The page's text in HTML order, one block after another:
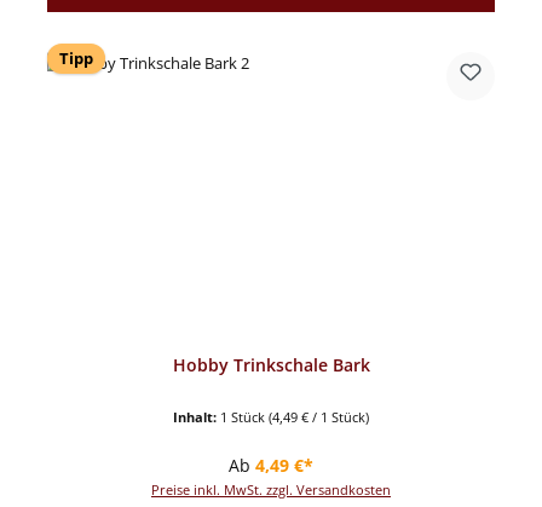
Tipp
Hobby Trinkschale Bark
Inhalt: 1 Stück (4,49 € / 1 Stück)
Regulärer Preis:
Ab 4,49 €*
Preise inkl. MwSt. zzgl. Versandkosten